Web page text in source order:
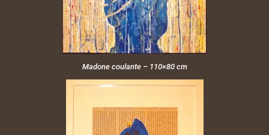
Madone coulante – 110×80 cm